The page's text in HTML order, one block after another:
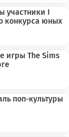
участники I
конкурса юных
игры The Sims
поп-культуры